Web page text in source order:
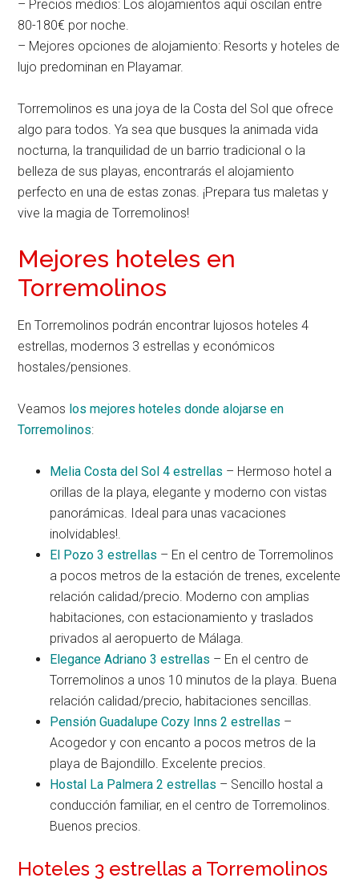
– Precios medios: Los alojamientos aquí oscilan entre
80-180€ por noche.
– Mejores opciones de alojamiento: Resorts y hoteles de
lujo predominan en Playamar.
Torremolinos es una joya de la Costa del Sol que ofrece
algo para todos. Ya sea que busques la animada vida
nocturna, la tranquilidad de un barrio tradicional o la
belleza de sus playas, encontrarás el alojamiento
perfecto en una de estas zonas. ¡Prepara tus maletas y
vive la magia de Torremolinos!
Mejores hoteles en
Torremolinos
En Torremolinos podrán encontrar lujosos hoteles 4
estrellas, modernos 3 estrellas y económicos
hostales/pensiones.
Veamos los mejores hoteles donde alojarse en
Torremolinos:
Melia Costa del Sol 4 estrellas – Hermoso hotel a
orillas de la playa, elegante y moderno con vistas
panorámicas. Ideal para unas vacaciones
inolvidables!.
El Pozo 3 estrellas – En el centro de Torremolinos
a pocos metros de la estación de trenes, excelente
relación calidad/precio. Moderno con amplias
habitaciones, con estacionamiento y traslados
privados al aeropuerto de Málaga.
Elegance Adriano 3 estrellas – En el centro de
Torremolinos a unos 10 minutos de la playa. Buena
relación calidad/precio, habitaciones sencillas.
Pensión Guadalupe Cozy Inns 2 estrellas –
Acogedor y con encanto a pocos metros de la
playa de Bajondillo. Excelente precios.
Hostal La Palmera 2 estrellas – Sencillo hostal a
conducción familiar, en el centro de Torremolinos.
Buenos precios.
Hoteles 3 estrellas a Torremolinos